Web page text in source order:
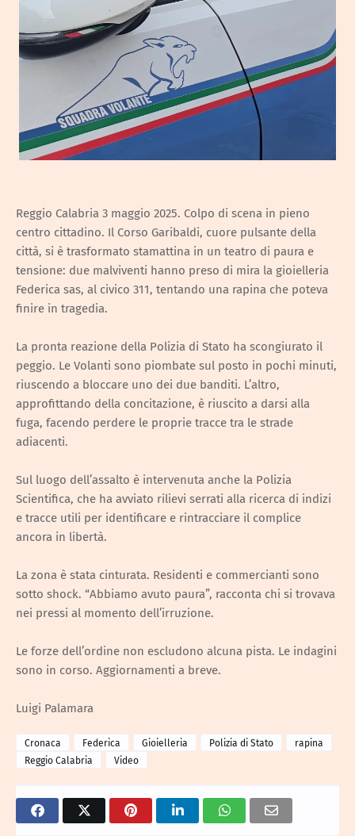
Reggio Calabria 3 maggio 2025. Colpo di scena in pieno
centro cittadino. Il Corso Garibaldi, cuore pulsante della
città, si è trasformato stamattina in un teatro di paura e
tensione: due malviventi hanno preso di mira la gioielleria
Federica sas, al civico 311, tentando una rapina che poteva
finire in tragedia.
La pronta reazione della Polizia di Stato ha scongiurato il
peggio. Le Volanti sono piombate sul posto in pochi minuti,
riuscendo a bloccare uno dei due banditi. L’altro,
approfittando della concitazione, è riuscito a darsi alla
fuga, facendo perdere le proprie tracce tra le strade
adiacenti.
Sul luogo dell’assalto è intervenuta anche la Polizia
Scientifica, che ha avviato rilievi serrati alla ricerca di indizi
e tracce utili per identificare e rintracciare il complice
ancora in libertà.
La zona è stata cinturata. Residenti e commercianti sono
sotto shock. “Abbiamo avuto paura”, racconta chi si trovava
nei pressi al momento dell’irruzione.
Le forze dell’ordine non escludono alcuna pista. Le indagini
sono in corso. Aggiornamenti a breve.
Luigi Palamara
Cronaca Federica Gioielleria Polizia di Stato
rapina
Reggio Calabria
Video